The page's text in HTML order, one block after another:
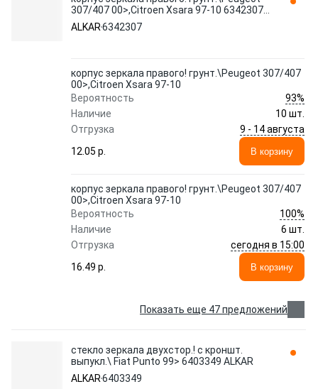
307/407 00>,Citroen Xsara 97-10 6342307
ALKAR
ALKAR6342307
корпус зеркала правого! грунт.\Peugeot 307/407
00>,Citroen Xsara 97-10
Вероятность
93%
Наличие
10 шт.
Отгрузка
9 - 14 августа
12.05 p.
В корзину
корпус зеркала правого! грунт.\Peugeot 307/407
00>,Citroen Xsara 97-10
Вероятность
100%
Наличие
6 шт.
Отгрузка
сегодня в 15:00
16.49 p.
В корзину
Показать еще 47 предложений
стекло зеркала двухстор.! с кроншт.
выпукл.\ Fiat Punto 99> 6403349 ALKAR
ALKAR6403349